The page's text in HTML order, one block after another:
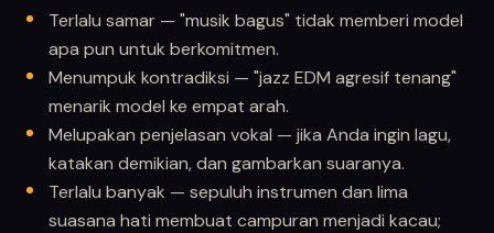
Terlalu samar — "musik bagus" tidak memberi model
apa pun untuk berkomitmen.
Menumpuk kontradiksi — "jazz EDM agresif tenang"
menarik model ke empat arah.
Melupakan penjelasan vokal — jika Anda ingin lagu,
katakan demikian, dan gambarkan suaranya.
Terlalu banyak — sepuluh instrumen dan lima
suasana hati membuat campuran menjadi kacau;